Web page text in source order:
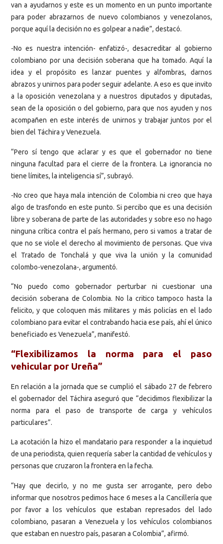
van a ayudarnos y este es un momento en un punto importante
para poder abrazarnos de nuevo colombianos y venezolanos,
porque aquí la decisión no es golpear a nadie”, destacó.
-No es nuestra intención- enfatizó-, desacreditar al gobierno
colombiano por una decisión soberana que ha tomado. Aquí la
idea y el propósito es lanzar puentes y alfombras, darnos
abrazos y unirnos para poder seguir adelante. A eso es que invito
a la oposición venezolana y a nuestros diputados y diputadas,
sean de la oposición o del gobierno, para que nos ayuden y nos
acompañen en este interés de unirnos y trabajar juntos por el
bien del Táchira y Venezuela.
“Pero sí tengo que aclarar y es que el gobernador no tiene
ninguna facultad para el cierre de la frontera. La ignorancia no
tiene límites, la inteligencia sí”, subrayó.
-No creo que haya mala intención de Colombia ni creo que haya
algo de trasfondo en este punto. Si percibo que es una decisión
libre y soberana de parte de las autoridades y sobre eso no hago
ninguna crítica contra el país hermano, pero si vamos a tratar de
que no se viole el derecho al movimiento de personas. Que viva
el Tratado de Tonchalá y que viva la unión y la comunidad
colombo-venezolana-, argumentó.
“No puedo como gobernador perturbar ni cuestionar una
decisión soberana de Colombia. No la critico tampoco hasta la
felicito, y que coloquen más militares y más policías en el lado
colombiano para evitar el contrabando hacia ese país, ahí el único
beneficiado es Venezuela”, manifestó.
“Flexibilizamos la norma para el paso
vehicular por Ureña”
En relación a la jornada que se cumplió el sábado 27 de febrero
el gobernador del Táchira aseguró que “decidimos flexibilizar la
norma para el paso de transporte de carga y vehículos
particulares”.
La acotación la hizo el mandatario para responder a la inquietud
de una periodista, quien requería saber la cantidad de vehículos y
personas que cruzaron la frontera en la fecha.
“Hay que decirlo, y no me gusta ser arrogante, pero debo
informar que nosotros pedimos hace 6 meses a la Cancillería que
por favor a los vehículos que estaban represados del lado
colombiano, pasaran a Venezuela y los vehículos colombianos
que estaban en nuestro país, pasaran a Colombia”, afirmó.